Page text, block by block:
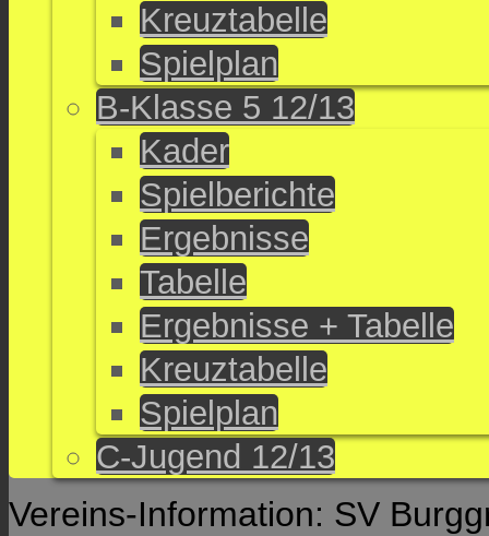
Kreuztabelle
Spielplan
B-Klasse 5 12/13
Kader
Spielberichte
Ergebnisse
Tabelle
Ergebnisse + Tabelle
Kreuztabelle
Spielplan
C-Jugend 12/13
Vereins-Information: SV